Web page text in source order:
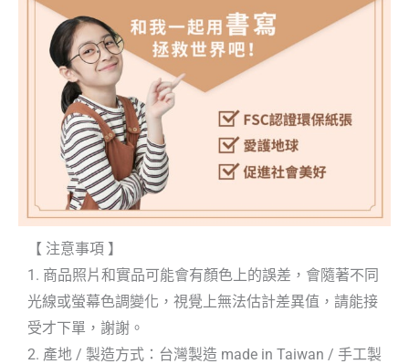
【 注意事項 】
1. 商品照片和實品可能會有顏色上的誤差，會隨著不同
光線或螢幕色調變化，視覺上無法估計差異值，請能接
受才下單，謝謝。
2. 產地 / 製造方式：台灣製造 made in Taiwan / 手工製